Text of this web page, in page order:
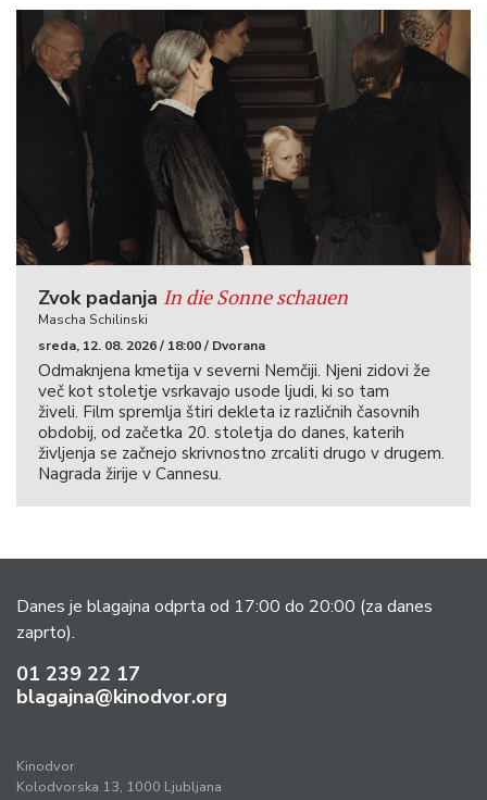
Zvok padanja In die Sonne schauen
Mascha Schilinski
sreda, 12. 08. 2026 / 18:00 / Dvorana
Odmaknjena kmetija v severni Nemčiji. Njeni zidovi že
več kot stoletje vsrkavajo usode ljudi, ki so tam
živeli. Film spremlja štiri dekleta iz različnih časovnih
obdobij, od začetka 20. stoletja do danes, katerih
življenja se začnejo skrivnostno zrcaliti drugo v drugem.
Nagrada žirije v Cannesu.
Danes je blagajna odprta od 17:00 do 20:00 (za danes
zaprto).
01 239 22 17
blagajna@kinodvor.org
Kinodvor
Kolodvorska 13, 1000 Ljubljana